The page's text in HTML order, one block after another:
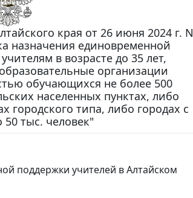
края от 26 июня 2024 г. N
назначения единовременной
в возрасте до 35 лет,
организации
обучающихся не более 500
населенных пунктах, либо
городского типа, либо городах с
50 тыс. человек"
поддержки учителей в Алтайском